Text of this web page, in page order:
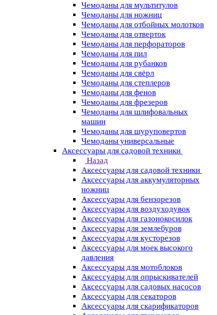
Чемоданы для мультитулов
Чемоданы для ножниц
Чемоданы для отбойных молотков
Чемоданы для отверток
Чемоданы для перфораторов
Чемоданы для пил
Чемоданы для рубанков
Чемоданы для свёрл
Чемоданы для степлеров
Чемоданы для фенов
Чемоданы для фрезеров
Чемоданы для шлифовальных
машин
Чемоданы для шуруповертов
Чемоданы универсальные
Аксессуары для садовой техники
Назад
Аксессуары для садовой техники
Аксессуары для аккумуляторных
ножниц
Аксессуары для бензорезов
Аксессуары для воздуходувок
Аксессуары для газонокосилок
Аксессуары для землебуров
Аксессуары для кусторезов
Аксессуары для моек высокого
давления
Аксессуары для мотоблоков
Аксессуары для опрыскивателей
Аксессуары для садовых насосов
Аксессуары для секаторов
Аксессуары для скарификаторов